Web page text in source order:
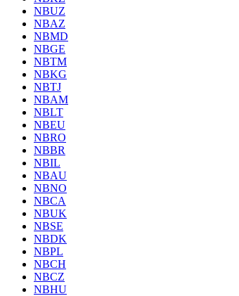
NBUZ
NBAZ
NBMD
NBGE
NBTM
NBKG
NBTJ
NBAM
NBLT
NBEU
NBRO
NBBR
NBIL
NBAU
NBNO
NBCA
NBUK
NBSE
NBDK
NBPL
NBCH
NBCZ
NBHU